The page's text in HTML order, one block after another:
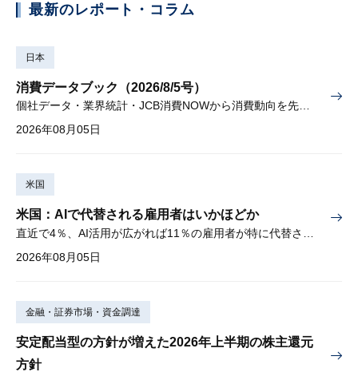
最新のレポート・コラム
日本
消費データブック（2026/8/5号）
個社データ・業界統計・JCB消費NOWから消費動向を先取り
2026年08月05日
米国
米国：AIで代替される雇用者はいかほどか
2026年08月05日
金融・証券市場・資金調達
安定配当型の方針が増えた2026年上半期の株主還元
方針